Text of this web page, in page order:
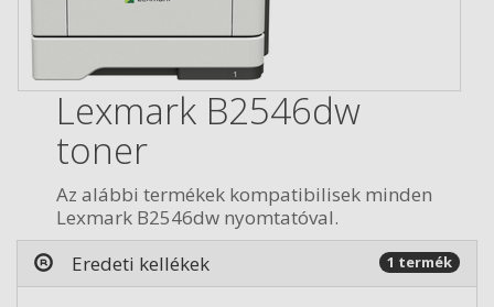
Lexmark B2546dw
toner
Az alábbi termékek kompatibilisek minden
Lexmark B2546dw nyomtatóval.
Eredeti kellékek
1 termék